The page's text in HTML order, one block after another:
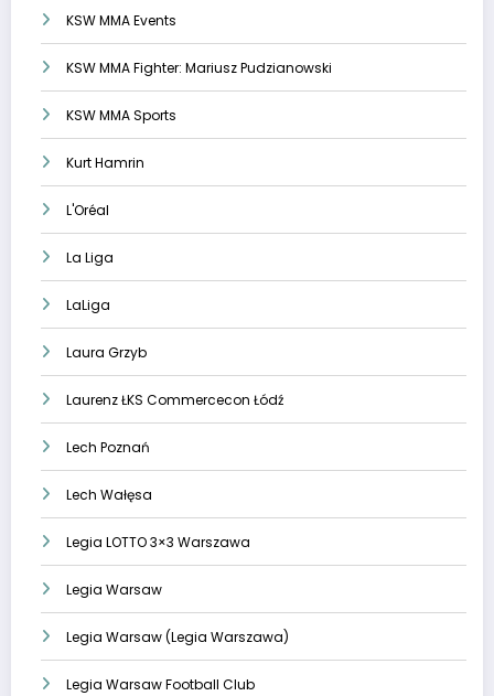
KSW MMA Events
KSW MMA Fighter: Mariusz Pudzianowski
KSW MMA Sports
Kurt Hamrin
L'Oréal
La Liga
LaLiga
Laura Grzyb
Laurenz ŁKS Commercecon Łódź
Lech Poznań
Lech Wałęsa
Legia LOTTO 3×3 Warszawa
Legia Warsaw
Legia Warsaw (Legia Warszawa)
Legia Warsaw Football Club